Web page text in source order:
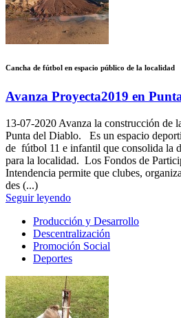
Cancha de fútbol en espacio público de la localidad
Avanza Proyecta2019 en
13-07-2020 Avanza la construcción de
Punta del Diablo. Es un espacio
de fútbol 11 e infantil que consolida la
para la localidad. Los Fondos de
Intendencia permite que clubes,
des (...)
Seguir leyendo
Producción y Desarrollo
Descentralización
Promoción Social
Deportes